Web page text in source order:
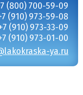
(800) 700-59-09
(910) 973-59-08
(910) 973-33-09
(910) 973-01-00
ya.ru